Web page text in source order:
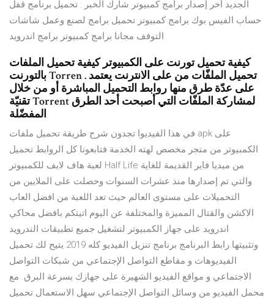
الجديد أخر إصدار برامج كمبيوتر شارك الخبر : تحميل برنامج قفل
حساب الفيس بوك برامج كمبيوتر تحميل برامج لصنع وعمل شاشات
التوقف مجانا برامج كمبيوتر برامج اندرويد
كيفية تحميل تورنت على الكمبيوتر كيفية تحميل الملفات
بالتورنت Torren . تحميل الملفّات من على الانترنت يعتمد
على عدّة طرق منها روابط التحميل المباشرة أو من خلال
تقنيّة Torrent لمشاركة الملفّات التي أصبحت أحد الطرق
المفضّلة
في هذا الفيديوا تجدون شرح طريقة تحميل ملفات apk على
الكمبيوتر من متجر مخصص لهته الخدمة فتابعونا كل الروابط تحميل
لعبة هاف لايف للكمبيوتر Half Life من ميديا فاير القديمة للغاية
والتي تم إصدارها منذ عشرات السنوات وحصلت على الملايين من
التحميلات على مستوى العالم حيث تعد اللعبة من افضل العاب
الاكشن والقتال المميزة والمختلفة عن اليوم اتيتكم بافضل محاكي
اندرويد على جهاز الكمبيوتر لتشغيل جميع تطبيقات الندرويد
وتثبيتها.رابط البرنامج برنامج تنزيل الفيديو كله 2019 يتيح لك تحميل
الفيديوهات و مقاطع التواصل الإجتماعي من شبكات التواصل
الاجتماعي و مواقع الفيديو الشهيرة على جهازك بسرعة البرق. مع
محمل الفيديو من وسائل التواصل الإجتماعي سهل الاستعمال تحميل